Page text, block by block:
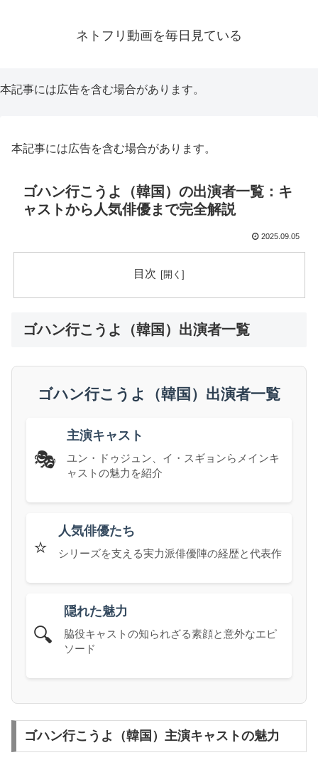
ネトフリ動画を毎日見ている
本記事には広告を含む場合があります。
本記事には広告を含む場合があります。
ゴハン行こうよ（韓国）の出演者一覧：キ
ャストから人気俳優まで完全解説
2025.09.05
目次
ゴハン行こうよ（韓国）出演者一覧
ゴハン行こうよ（韓国）出演者一覧
🎭
主演キャスト
ユン・ドゥジュン、イ・スギョンらメインキ
ャストの魅力を紹介
⭐
人気俳優たち
シリーズを支える実力派俳優陣の経歴と代表作
🔍
隠れた魅力
脇役キャストの知られざる素顔と意外なエピ
ソード
ゴハン行こうよ（韓国）主演キャストの魅力